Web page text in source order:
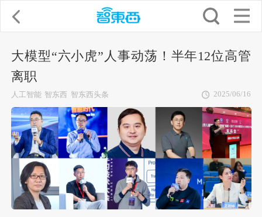
大模型“六小虎”人事动荡！半年12位高管
离职
人工智能 智东西 智东西头条 2025/06/16